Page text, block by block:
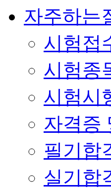
자주하는
시험접
시험종
시험시
자격증
필기합
실기합